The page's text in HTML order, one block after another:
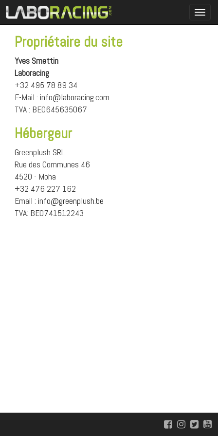
Propriétaire du site
Yves Smettin
Laboracing
+32 495 78 89 34
E-Mail : info@laboracing.com
TVA : BE0645635067
Hébergeur
Greenplush SRL
Rue des Communes 46
4520 - Moha
+32 476 227 162
Email : info@greenplush.be
TVA: BE0741512243